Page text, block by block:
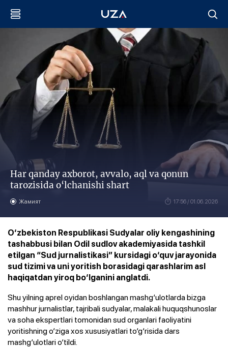
Har qanday axborot, avvalo, aql va qonun
tarozisida o‘lchanishi shart
Жамият 17:56 / 01.06.2026
O‘zbekiston Respublikasi Sudyalar oliy kengashining
tashabbusi bilan Odil sudlov akademiyasida tashkil
etilgan “Sud jurnalistikasi” kursidagi o‘quv jarayonida
sud tizimi va uni yoritish borasidagi qarashlarim asl
haqiqatdan yiroq bo‘lganini anglatdi.
Shu yilning aprel oyidan boshlangan mashg‘ulotlarda bizga
mashhur jurnalistlar, tajribali sudyalar, malakali huquqshunoslar
va soha ekspertlari tomonidan sud organlari faoliyatini
yoritishning o‘ziga xos xususiyatlari to‘g‘risida dars
mashg‘ulotlari o‘tildi.